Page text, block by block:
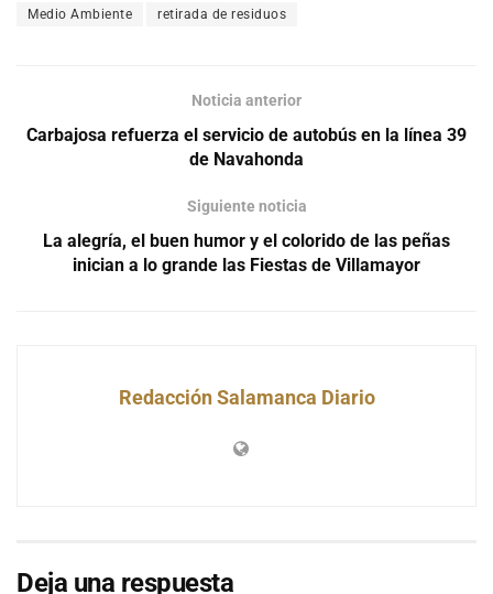
Medio Ambiente retirada de residuos
Noticia anterior
Carbajosa refuerza el servicio de autobús en la línea 39
de Navahonda
Siguiente noticia
La alegría, el buen humor y el colorido de las peñas
inician a lo grande las Fiestas de Villamayor
Redacción Salamanca Diario
Deja una respuesta